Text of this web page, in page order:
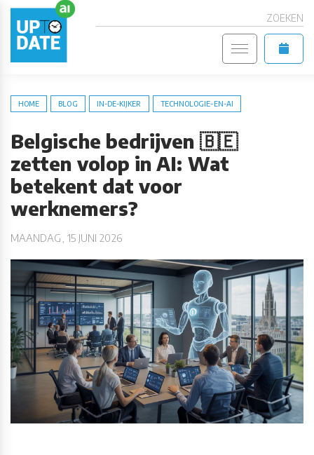
ZOEKEN
HOME BLOG IN-DE-KIJKER TECHNOLOGIE-EN-AI
Belgische bedrijven 🇧🇪
zetten volop in AI: Wat
betekent dat voor
werknemers?
MAANDAG, 15 JUNI 2026